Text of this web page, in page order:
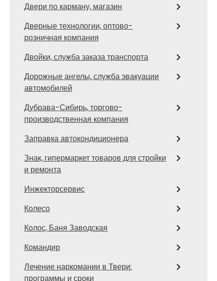
Двери по карману, магазин
Дверные технологии, оптово-
розничная компания
Двойки, служба заказа транспорта
Дорожные ангелы, служба эвакуации
автомобилей
Дубрава-Сибирь, торгово-
производственная компания
Заправка автокондиционера
Знак, гипермаркет товаров для стройки
и ремонта
Инжекторсервис
Колесо
Колос, Баня Заводская
Командир
Лечение наркомании в Твери:
программы и сроки